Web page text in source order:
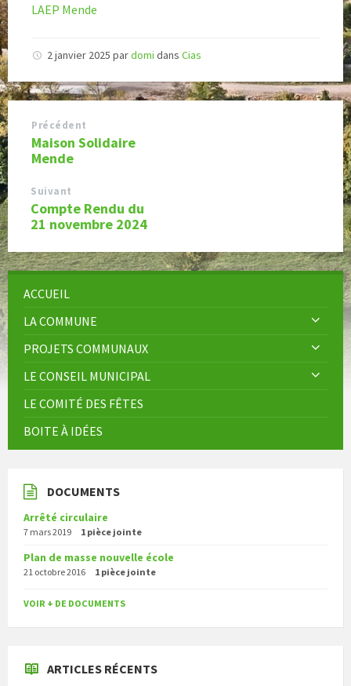
LAEP Mende
2 janvier 2025 pardomi dans Cias
Précédent
Maison Solidaire
Mende
Suivant
Compte Rendu du
21 novembre 2024
ACCUEIL
LA COMMUNE
PROJETS COMMUNAUX
LE CONSEIL MUNICIPAL
LE COMITÉ DES FÊTES
BOITE À IDÉES
DOCUMENTS
Arrêté circulaire
7 mars 2019 1 pièce jointe
Plan de masse nouvelle école
21 octobre 2016 1 pièce jointe
VOIR + DE DOCUMENTS
ARTICLES RÉCENTS